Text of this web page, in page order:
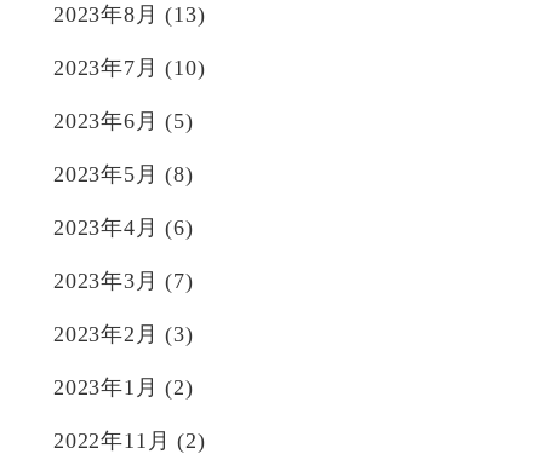
2023年8月 (13)
2023年7月 (10)
2023年6月 (5)
2023年5月 (8)
2023年4月 (6)
2023年3月 (7)
2023年2月 (3)
2023年1月 (2)
2022年11月 (2)